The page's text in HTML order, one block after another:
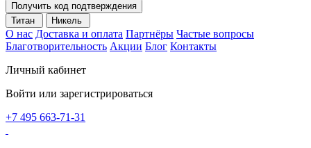
Получить код подтверждения
Титан
Никель
О нас Доставка и оплата Партнёры Частые вопросы
Благотворительность Акции Блог Контакты
Личный кабинет
Войти или зарегистрироваться
+7 495 663-71-31